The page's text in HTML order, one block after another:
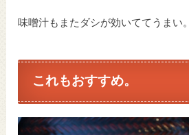
味噌汁もまたダシが効いててうまい。
これもおすすめ。